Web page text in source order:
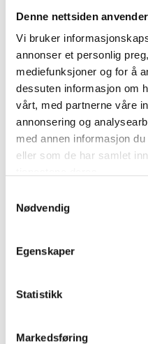
Denne nettsiden
Vi bruker
annonser et personlig
mediefunksjoner og for å
dessuten informasjon om
vårt, med partnerne våre
annonsering og
med annen informasjon
eller som de har samlet
Nødvendig
Egenskaper
Statistikk
Markedsføring
Villa med høy standard, et
en fantastisk utsikt.
Gangavstand til restaurant.
Leiligheter med AC i